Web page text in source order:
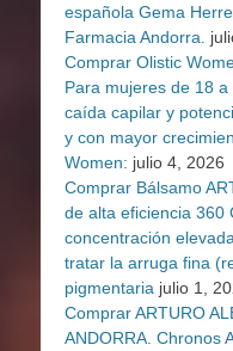
española Gema
Farmacia Andorra.
Comprar Olistic
Para mujeres de 18
caída capilar y
y con mayor
Women: julio 4, 2026
Comprar Bálsamo
de alta eficiencia 360
concentración
tratar la arruga fina
pigmentaria julio 1,
Comprar ARTURO
ANDORRA. Chronos